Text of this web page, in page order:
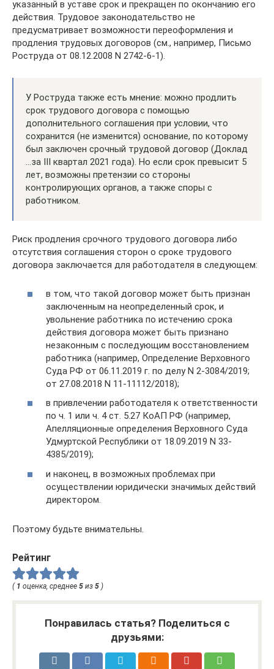
указанный в уставе срок и прекращен по окончанию его
действия. Трудовое законодательство не
предусматривает возможности переоформления и
продления трудовых договоров (см., например, Письмо
Роструда от 08.12.2008 N 2742-6-1).
У Роструда также есть мнение: можно продлить
срок трудового договора с помощью
дополнительного соглашения при условии, что
сохранится (не изменится) основание, по которому
был заключен срочный трудовой договор (Доклад
…за III квартал 2021 года). Но если срок превысит 5
лет, возможны претензии со стороны
контролирующих органов, а также споры с
работником.
Риск продления срочного трудового договора либо
отсутствия соглашения сторон о сроке трудового
договора заключается для работодателя в следующем:
в том, что такой договор может быть признан
заключенным на неопределенный срок, и
увольнение работника по истечению срока
действия договора может быть признано
незаконным с последующим восстановлением
работника (например, Определение Верховного
Суда РФ от 06.11.2019 г. по делу N 2-3084/2019;
от 27.08.2018 N 11-11112/2018);
в привлечении работодателя к ответственности
по ч. 1 или ч. 4 ст. 5.27 КоАП РФ (например,
Апелляционные определения Верховного Суда
Удмуртской Республики от 18.09.2019 N 33-
4385/2019);
и наконец, в возможных проблемах при
осуществлении юридически значимых действий
директором.
Поэтому будьте внимательны.
Рейтинг
( 1 оценка, среднее 5 из 5 )
Понравилась статья? Поделиться с
друзьями: